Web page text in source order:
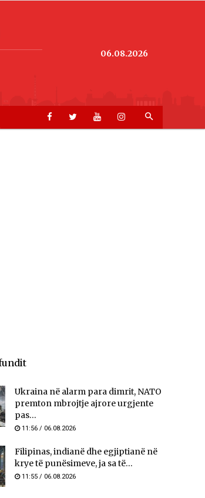
06.08.2026
Ukraina në alarm para dimrit, NATO
premton mbrojtje ajrore urgjente
pas...
11:56 / 06.08.2026
Filipinas, indianë dhe egjiptianë në
krye të punësimeve, ja sa të...
11:55 / 06.08.2026